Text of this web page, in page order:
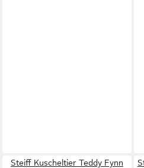
Steiff Kuscheltier Teddy Fynn